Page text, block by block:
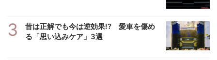
3
昔は正解でも今は逆効果!? 愛車を傷め
る「思い込みケア」3選